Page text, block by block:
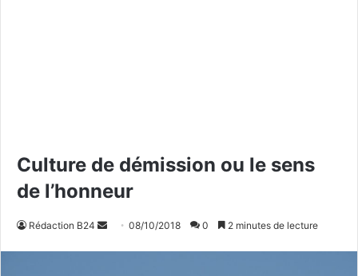
Culture de démission ou le sens
de l’honneur
Rédaction B24 08/10/2018 0 2 minutes de lecture